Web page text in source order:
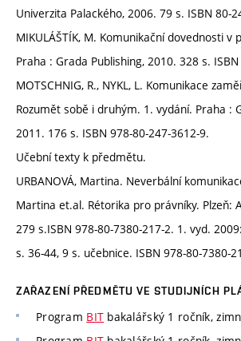
Univerzita Palackého, 2006. 79 s. ISBN 80-
MIKULÁŠTÍK, M. Komunikační dovednosti v
Praha : Grada Publishing, 2010. 328 s.
MOTSCHNIG, R., NYKL, L. Komunikace
Rozumět sobě i druhým. 1. vydání. Praha :
2011. 176 s. ISBN 978-80-247-3612-9.
Učební texty k předmětu.
URBANOVÁ, Martina. Neverbální
Martina et.al. Rétorika pro právníky. Plzeň:
279 s.ISBN 978-80-7380-217-2. 1. vyd.
s. 36-44, 9 s. učebnice. ISBN 978-80-7380-
ZAŘAZENÍ PŘEDMĚTU VE STUDIJNÍCH
Program BIT bakalářský 1 ročník,